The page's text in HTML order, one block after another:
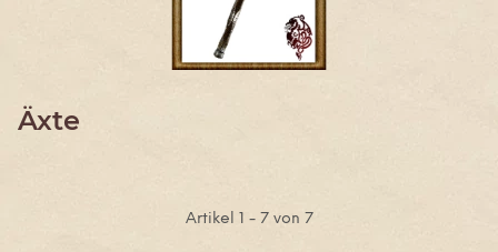
Äxte
Artikel 1 - 7 von 7